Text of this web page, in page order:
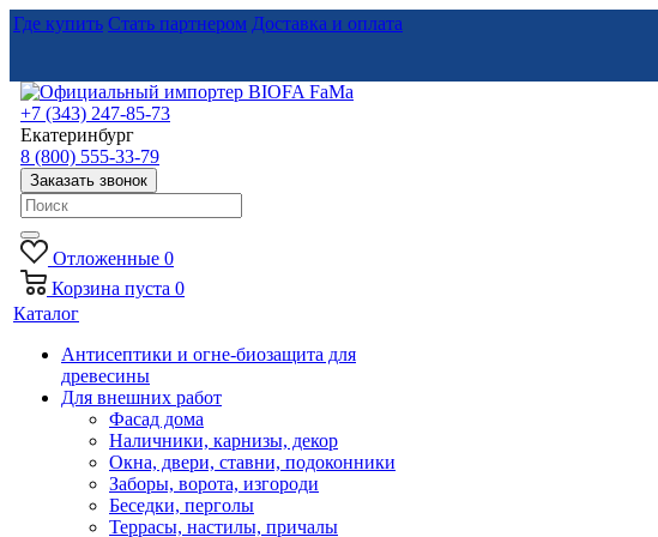
Где купить Стать партнером Доставка и оплата
+7 (343) 247-85-73
Екатеринбург
8 (800) 555-33-79
Заказать звонок
Отложенные 0
Корзина пуста 0
Каталог
Антисептики и огне-биозащита для
древесины
Для внешних работ
Фасад дома
Наличники, карнизы, декор
Окна, двери, ставни, подоконники
Заборы, ворота, изгороди
Беседки, перголы
Террасы, настилы, причалы